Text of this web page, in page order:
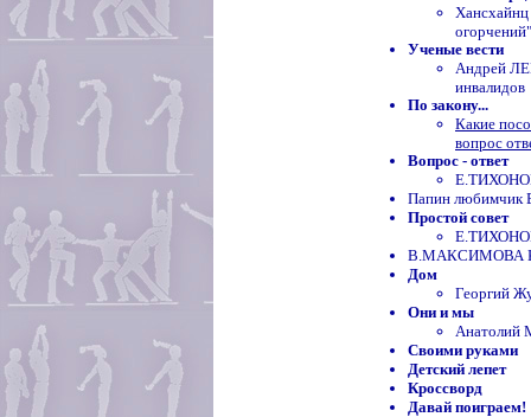
Ученые вести
Андрей
инвалидов
По закону...
Какие
вопрос
Вопрос - ответ
Папин любимчик
Простой совет
В.МАКСИМОВА
Дом
Георгий
Они и мы
Своими руками
Детский лепет
Кроссворд
Давай поиграем!